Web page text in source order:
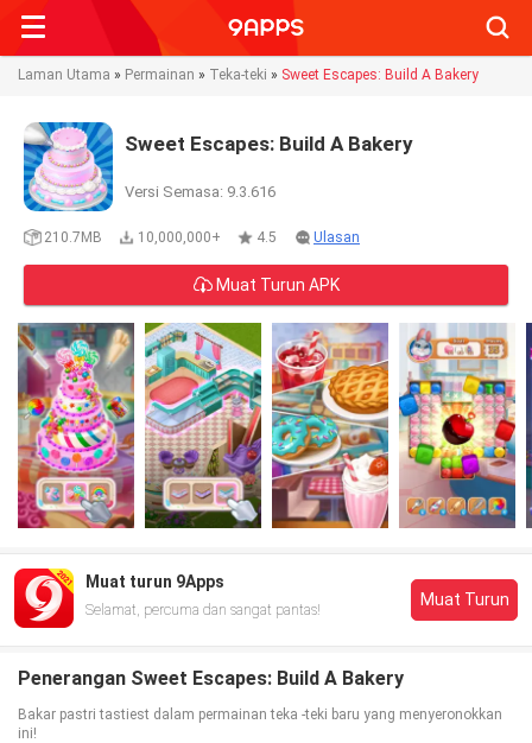
Laman Utama » Permainan » Teka-teki » Sweet Escapes: Build A Bakery
Sweet Escapes: Build A Bakery
Versi Semasa: 9.3.616
210.7MB 10,000,000+ 4.5 Ulasan
Muat Turun APK
Muat turun 9Apps
Selamat, percuma dan sangat pantas!
Muat Turun
Penerangan Sweet Escapes: Build A Bakery
Bakar pastri tastiest dalam permainan teka -teki baru yang menyeronokkan
ini!